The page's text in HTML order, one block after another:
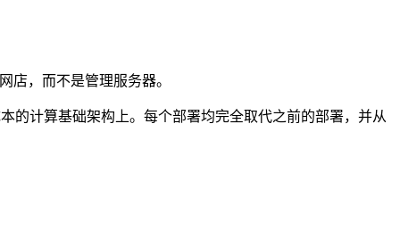
店，而不是管理服务器。
的计算基础架构上。每个部署均完全取代之前的部署，并从